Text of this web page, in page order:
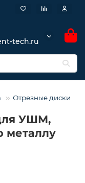
tech.ru
Отрезные диски
УШМ,
металлу